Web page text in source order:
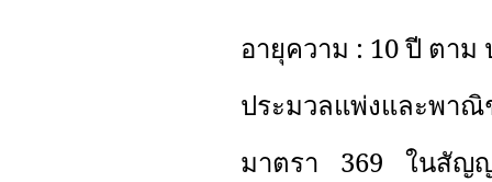
อายุความ : 10 ปี ตาม
ประมวลแพ่งและพาณิ
มาตรา 369 ในสัญญ